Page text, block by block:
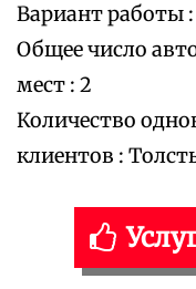
Вариант работы
Общее число
мест : 2
Количество
клиентов :